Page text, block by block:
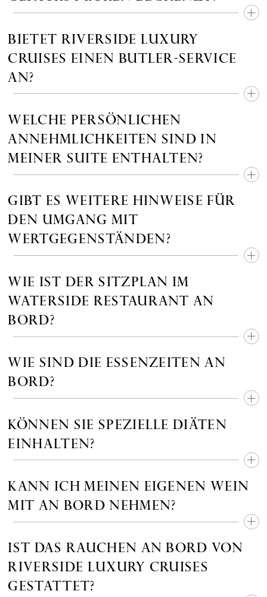
BIETET RIVERSIDE LUXURY
CRUISES EINEN BUTLER-SERVICE
AN?
WELCHE PERSÖNLICHEN
ANNEHMLICHKEITEN SIND IN
MEINER SUITE ENTHALTEN?
GIBT ES WEITERE HINWEISE FÜR
DEN UMGANG MIT
WERTGEGENSTÄNDEN?
WIE IST DER SITZPLAN IM
WATERSIDE RESTAURANT AN
BORD?
WIE SIND DIE ESSENZEITEN AN
BORD?
KÖNNEN SIE SPEZIELLE DIÄTEN
EINHALTEN?
KANN ICH MEINEN EIGENEN WEIN
MIT AN BORD NEHMEN?
IST DAS RAUCHEN AN BORD VON
RIVERSIDE LUXURY CRUISES
GESTATTET?